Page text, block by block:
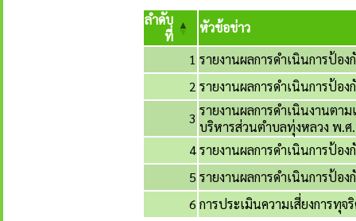
ลำดับ
ที่
หัวข้อข่าว
1 รายงานผลการดำเนินการป้อ
2 รายงานผลการดำเนินการป้อ
3 รายงานผลการดำเนินงานตา
บริหารส่วนตำบลทุ่งหลวง พ.ศ
4รายงานผลการดำเนินการป้อ
5 รายงานผลการดำเนินการป้อ
6 การประเมินความเสี่ยงการทุจ